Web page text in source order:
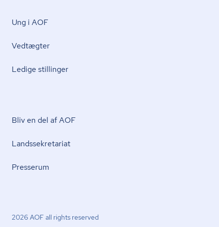
Ung i AOF
Vedtægter
Ledige stillinger
Bliv en del af AOF
Lands­se­kre­ta­ri­at
Presserum
2026 AOF all rights reserved